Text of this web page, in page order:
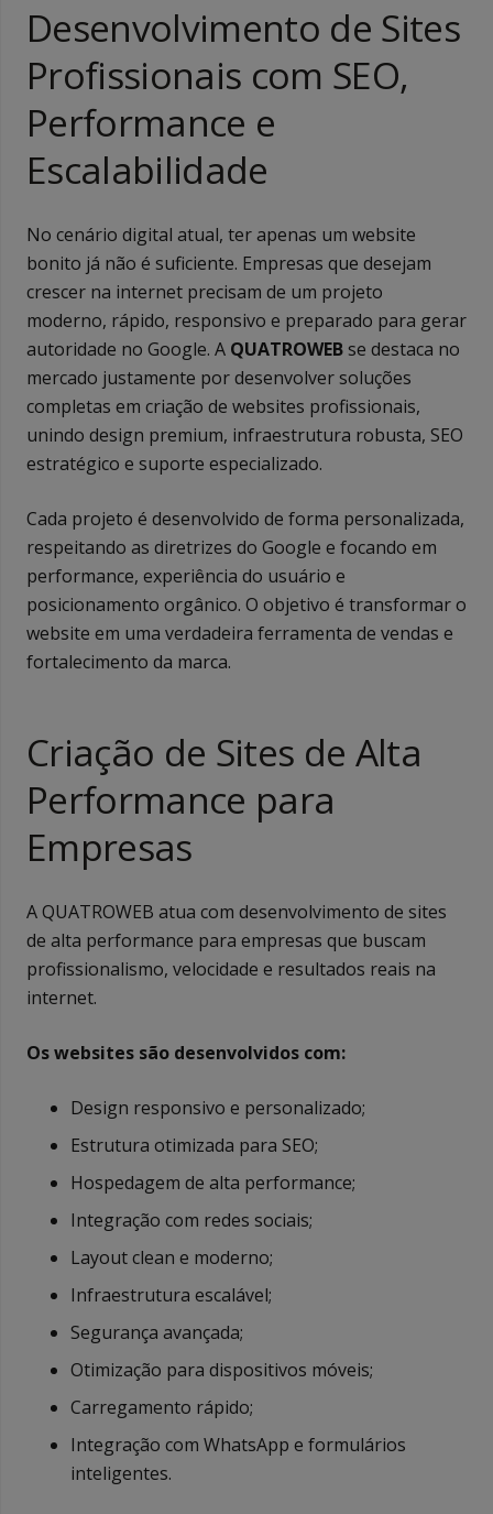
Desenvolvimento de Sites
Profissionais com SEO,
Performance e
Escalabilidade
No cenário digital atual, ter apenas um website
bonito já não é suficiente. Empresas que desejam
crescer na internet precisam de um projeto
moderno, rápido, responsivo e preparado para gerar
autoridade no Google. A QUATROWEBse destaca no
mercado justamente por desenvolver soluções
completas em criação de websites profissionais,
unindo design premium, infraestrutura robusta, SEO
estratégico e suporte especializado.
Cada projeto é desenvolvido de forma personalizada,
respeitando as diretrizes do Google e focando em
performance, experiência do usuário e
posicionamento orgânico. O objetivo é transformar o
website em uma verdadeira ferramenta de vendas e
fortalecimento da marca.
Criação de Sites de Alta
Performance para
Empresas
A QUATROWEB atua com desenvolvimento de sites
de alta performance para empresas que buscam
profissionalismo, velocidade e resultados reais na
internet.
Os websites são desenvolvidos com:
Design responsivo e personalizado;
Estrutura otimizada para SEO;
Hospedagem de alta performance;
Integração com redes sociais;
Layout clean e moderno;
Infraestrutura escalável;
Segurança avançada;
Otimização para dispositivos móveis;
Carregamento rápido;
Integração com WhatsApp e formulários
inteligentes.